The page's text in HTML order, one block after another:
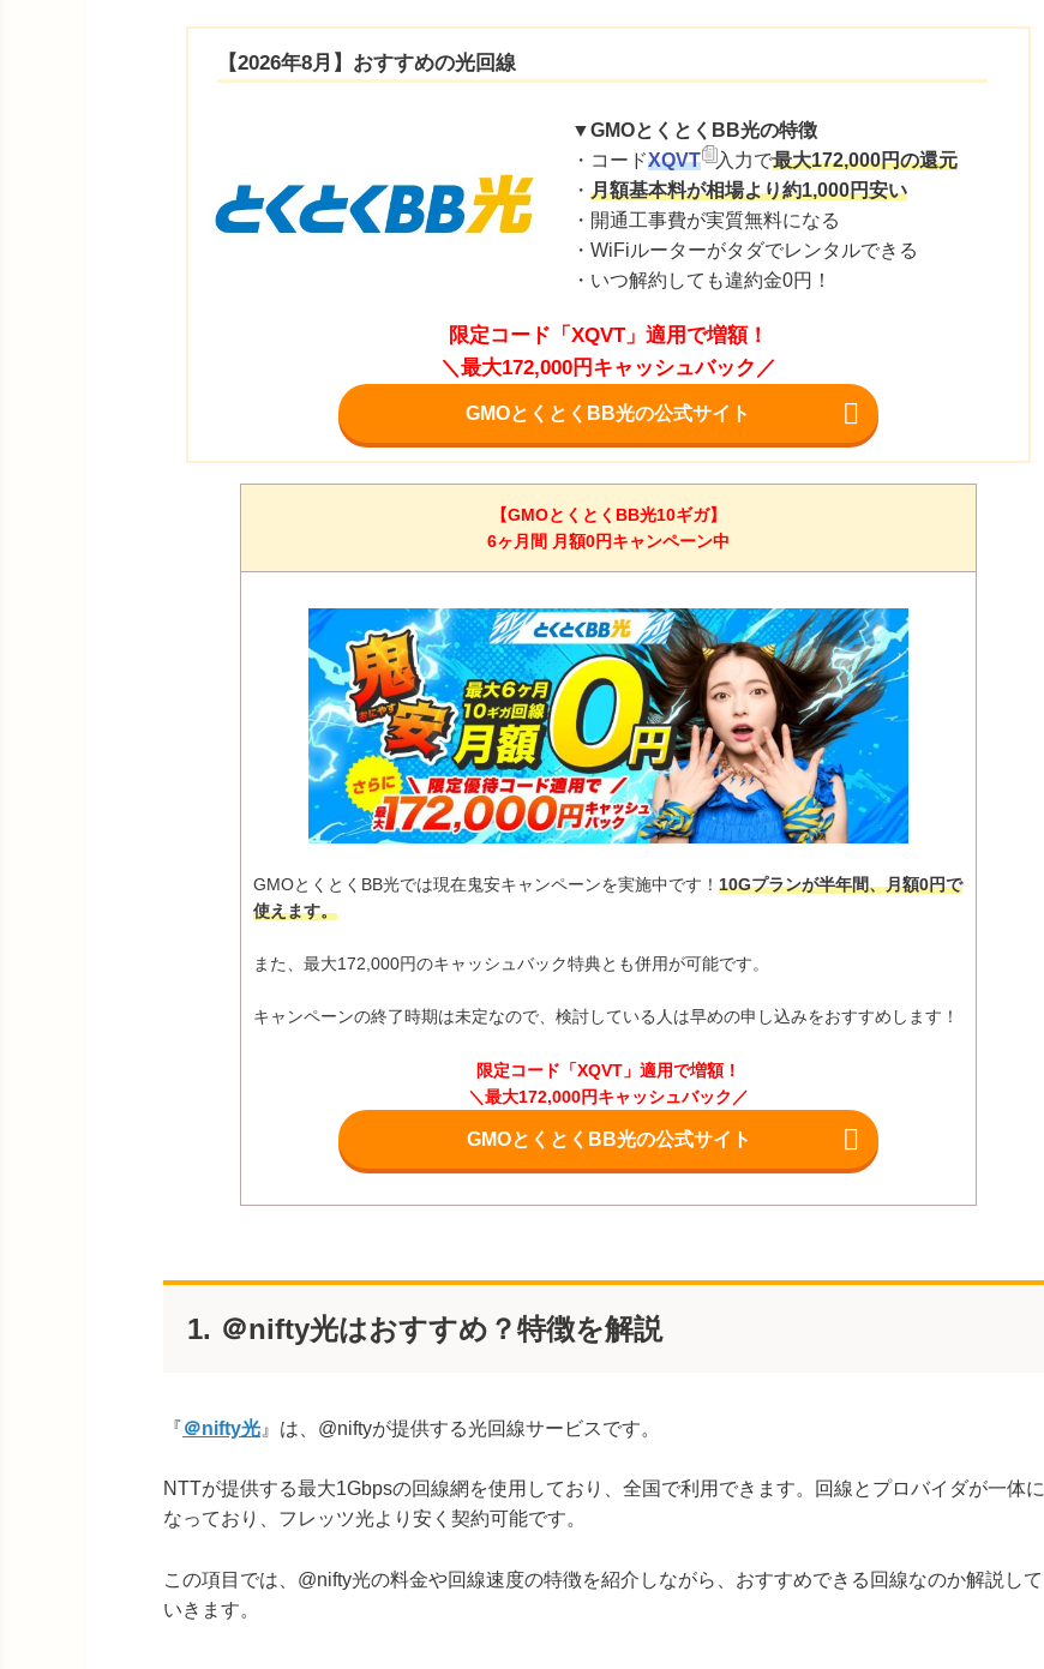
【2026年8月】おすすめの光回線
▼GMOとくとくBB光の特徴
・コードXQVT 入力で最大172,000円の還元
・月額基本料が相場より約1,000円安い
・開通工事費が実質無料になる
・WiFiルーターがタダでレンタルできる
・いつ解約しても違約金0円！
限定コード「XQVT」適用で増額！
＼最大172,000円キャッシュバック／
GMOとくとくBB光の公式サイト
【GMOとくとくBB光10ギガ】
6ヶ月間 月額0円キャンペーン中
GMOとくとくBB光では現在鬼安キャンペーンを実施中です！ 10Gプランが半年間、月額0円で
使えます。
また、最大172,000円のキャッシュバック特典とも併用が可能です。
キャンペーンの終了時期は未定なので、検討している人は早めの申し込みをおすすめします！
限定コード「XQVT」適用で増額！
＼最大172,000円キャッシュバック／
GMOとくとくBB光の公式サイト
1. ＠nifty光はおすすめ？特徴を解説
『＠nifty光 』は、@niftyが提供する光回線サービスです。
NTTが提供する最大1Gbpsの回線網を使用しており、全国で利用できます。回線とプロバイダが一体に
なっており、フレッツ光より安く契約可能です。
この項目では、@nifty光の料金や回線速度の特徴を紹介しながら、おすすめできる回線なのか解説して
いきます。